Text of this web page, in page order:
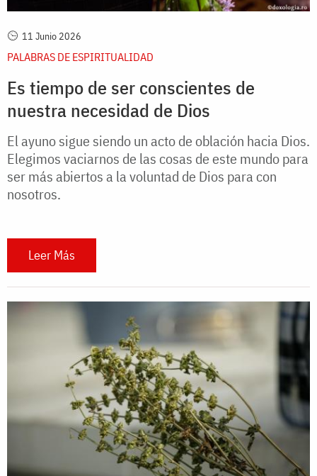
11 Junio 2026
PALABRAS DE ESPIRITUALIDAD
Es tiempo de ser conscientes de
nuestra necesidad de Dios
El ayuno sigue siendo un acto de oblación hacia Dios.
Elegimos vaciarnos de las cosas de este mundo para
ser más abiertos a la voluntad de Dios para con
nosotros.
Leer Más